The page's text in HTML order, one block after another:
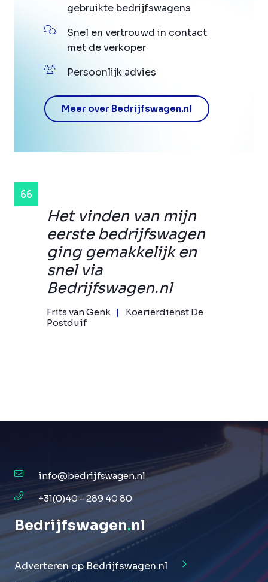
Het vinden van mijn
eerste bedrijfswagen
ging gemakkelijk en
snel via
Bedrijfswagen.nl
Frits van Genk
Koerierdienst De
Postduif
gebruikte bedrijfswagens
Snel en vertrouwd in contact
met de verkoper
Persoonlijk advies
Meer over Bedrijfswagen.nl
info@bedrijfswagen.nl
+31(0)40 - 289 40 80
Bedrijfswagen.nl
Adverteren op Bedrijfswagen.nl